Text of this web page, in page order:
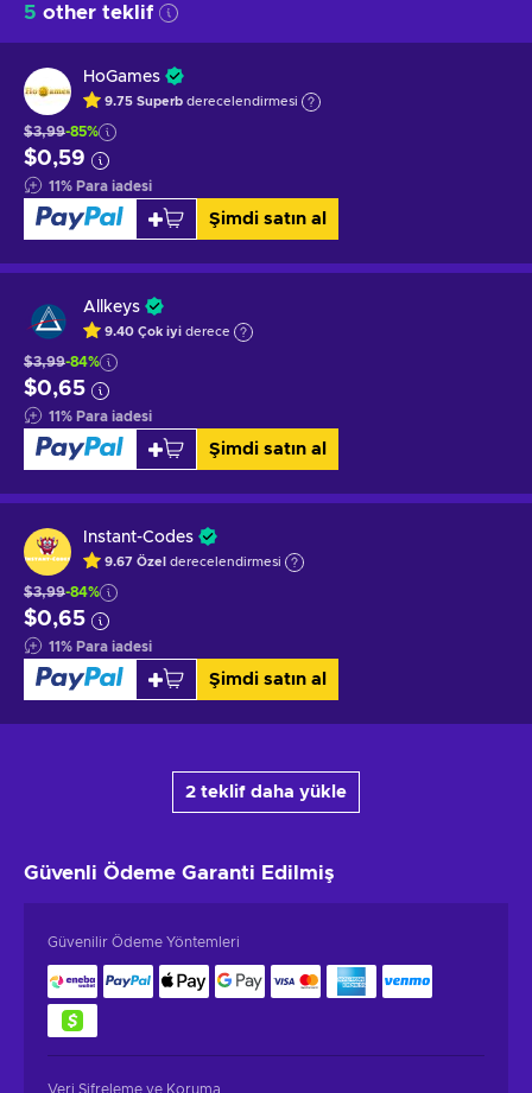
5 other teklif
HoGames
9.75 Superb derecelendirmesi
$3,99-85%
$0,59
11% Para iadesi
Şimdi satın al
Allkeys
9.40 Çok iyi derece
$3,99-84%
$0,65
11% Para iadesi
Şimdi satın al
Instant-Codes
9.67 Özel derecelendirmesi
$3,99-84%
$0,65
11% Para iadesi
Şimdi satın al
2 teklif daha yükle
Güvenli Ödeme Garanti Edilmiş
Güvenilir Ödeme Yöntemleri
Veri Şifreleme ve Koruma